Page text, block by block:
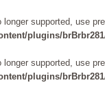
supported, use
plugins/
supported, use
plugins/